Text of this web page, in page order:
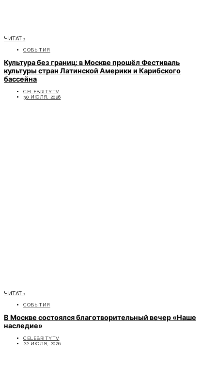
ЧИТАТЬ
СОБЫТИЯ
Культура без границ: в Москве прошёл Фестиваль
культуры стран Латинской Америки и Карибского
бассейна
CELEBRITYTV
30 ИЮЛЯ, 2026
ЧИТАТЬ
СОБЫТИЯ
В Москве состоялся благотворительный вечер «Наше
наследие»
CELEBRITYTV
22 ИЮЛЯ, 2026